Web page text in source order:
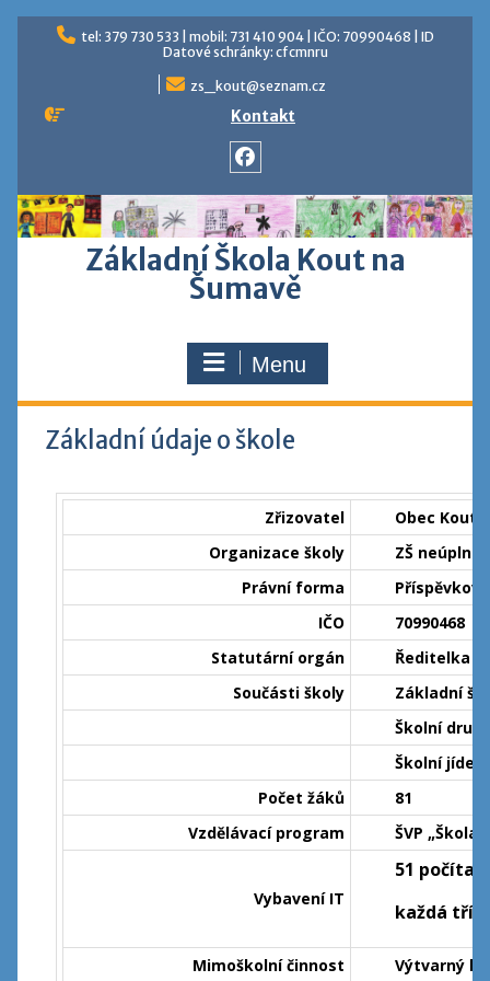
tel: 379 730 533 | mobil: 731 410 904 | IČO: 70990468 | ID
Datové schránky: cfcmnru
zs_kout@seznam.cz
Kontakt
Základní Škola Kout na
Šumavě
Menu
Základní údaje o škole
Zřizovatel
Obec Kout
Organizace školy
ZŠ neúplná
Právní forma
IČO
70990468
Statutární orgán
Ředitelka
Součásti školy
Základní
Školní
Školní
Počet žáků
81
Vzdělávací program
ŠVP „Škola
Vybavení IT
51
každá
Mimoškolní činnost
Výtvarný